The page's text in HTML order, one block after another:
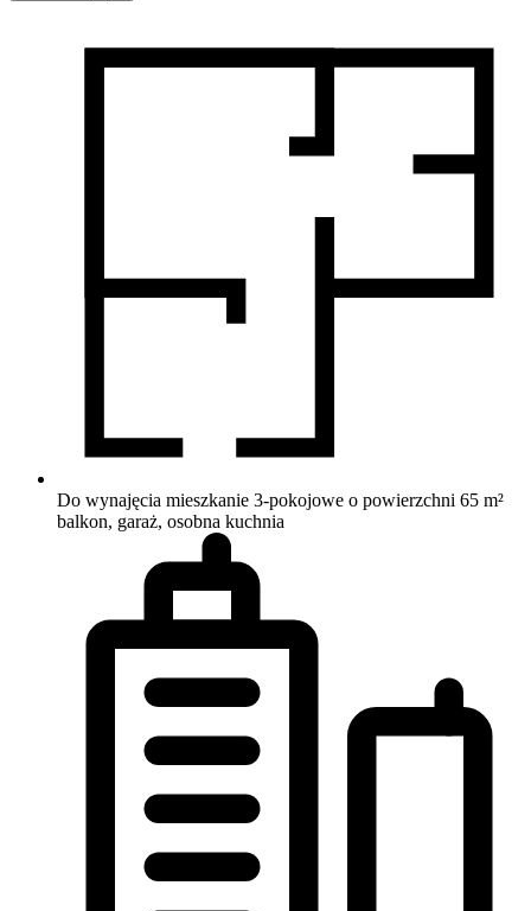
Do wynajęcia mieszkanie 3-pokojowe o powierzchni 65 m²
balkon, garaż, osobna kuchnia